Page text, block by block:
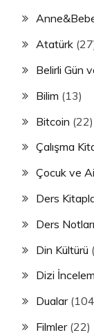
Atatürk
Belirli Gün
Bilim (13)
Bitcoin (22)
Çalışma
Çocuk ve
Ders
Ders Notları
Din Kültürü
Dizi
Dualar
Filmler(22)